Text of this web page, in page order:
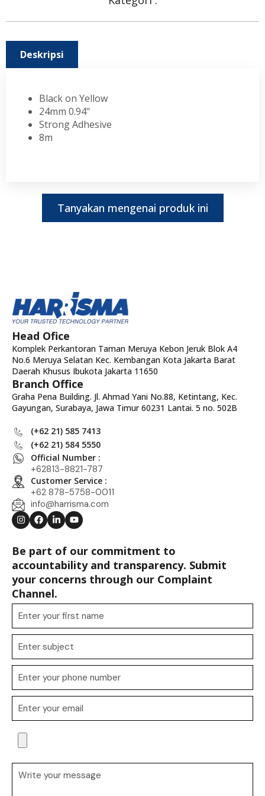
Deskripsi
Black on Yellow
24mm 0.94"
Strong Adhesive
8m
Tanyakan mengenai produk ini
Head Ofice
Komplek Perkantoran Taman Meruya Kebon Jeruk Blok A4
No.6 Meruya Selatan Kec. Kembangan Kota Jakarta Barat
Daerah Khusus Ibukota Jakarta 11650
Branch Office
Graha Pena Building. Jl. Ahmad Yani No.88, Ketintang, Kec.
Gayungan, Surabaya, Jawa Timur 60231 Lantai. 5 no. 502B
(+62 21) 585 7413
(+62 21) 584 5550
Official Number :
+62813-8821-787
Customer Service :
+62 878-5758-0011
info@harrisma.com
Be part of our commitment to
accountability and transparency. Submit
your concerns through our Complaint
Channel.